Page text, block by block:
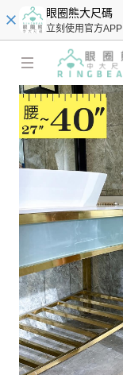
眼圈熊大尺碼
立刻使用官方APP